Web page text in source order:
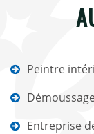
Peintre
Entreprise